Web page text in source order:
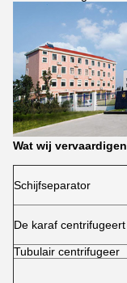
Wat wij vervaardigen
Schijfseparator
De karaf centrifugeert
Tubulair centrifugeer